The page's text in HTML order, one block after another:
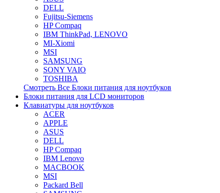
DELL
Fujitsu-Siemens
HP Compaq
IBM ThinkPad, LENOVO
MI-Xiomi
MSI
SAMSUNG
SONY VAIO
TOSHIBA
Смотреть Все Блоки питания для ноутбуков
Блоки питания для LCD мониторов
Клавиатуры для ноутбуков
ACER
APPLE
ASUS
DELL
HP Compaq
IBM Lenovo
MACBOOK
MSI
Packard Bell